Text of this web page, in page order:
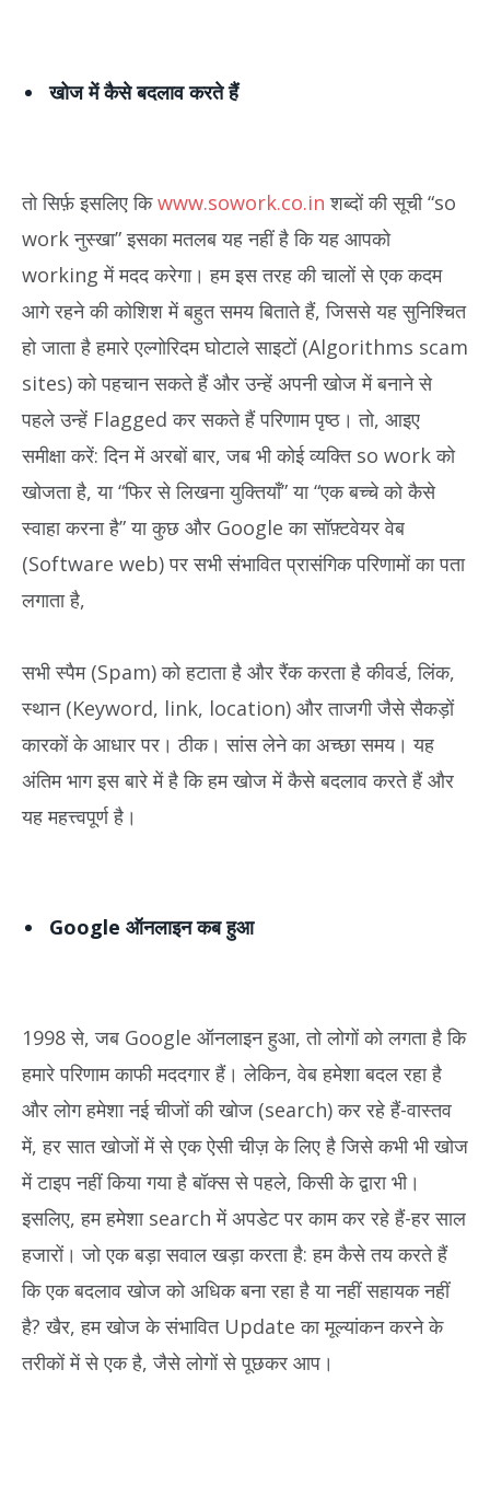
खोज में कैसे बदलाव करते हैं
तो सिर्फ़ इसलिए किwww.sowork.co.in शब्दों की सूची “so
work नुस्खा” इसका मतलब यह नहीं है कि यह आपको
working में मदद करेगा। हम इस तरह की चालों से एक कदम
आगे रहने की कोशिश में बहुत समय बिताते हैं, जिससे यह सुनिश्चित
हो जाता है हमारे एल्गोरिदम घोटाले साइटों (Algorithms scam
sites) को पहचान सकते हैं और उन्हें अपनी खोज में बनाने से
पहले उन्हें Flagged कर सकते हैं परिणाम पृष्ठ। तो, आइए
समीक्षा करें: दिन में अरबों बार, जब भी कोई व्यक्ति so work को
खोजता है, या “फिर से लिखना युक्तियाँ” या “एक बच्चे को कैसे
स्वाहा करना है” या कुछ और Google का सॉफ़्टवेयर वेब
(Software web) पर सभी संभावित प्रासंगिक परिणामों का पता
लगाता है,
सभी स्पैम (Spam) को हटाता है और रैंक करता है कीवर्ड, लिंक,
स्थान (Keyword, link, location) और ताजगी जैसे सैकड़ों
कारकों के आधार पर। ठीक। सांस लेने का अच्छा समय। यह
अंतिम भाग इस बारे में है कि हम खोज में कैसे बदलाव करते हैं और
यह महत्त्वपूर्ण है।
Google ऑनलाइन कब हुआ
1998 से, जब Google ऑनलाइन हुआ, तो लोगों को लगता है कि
हमारे परिणाम काफी मददगार हैं। लेकिन, वेब हमेशा बदल रहा है
और लोग हमेशा नई चीजों की खोज (search) कर रहे हैं-वास्तव
में, हर सात खोजों में से एक ऐसी चीज़ के लिए है जिसे कभी भी खोज
में टाइप नहीं किया गया है बॉक्स से पहले, किसी के द्वारा भी।
इसलिए, हम हमेशा search में अपडेट पर काम कर रहे हैं-हर साल
हजारों। जो एक बड़ा सवाल खड़ा करता है: हम कैसे तय करते हैं
कि एक बदलाव खोज को अधिक बना रहा है या नहीं सहायक नहीं
है? खैर, हम खोज के संभावित Update का मूल्यांकन करने के
तरीकों में से एक है, जैसे लोगों से पूछकर आप।